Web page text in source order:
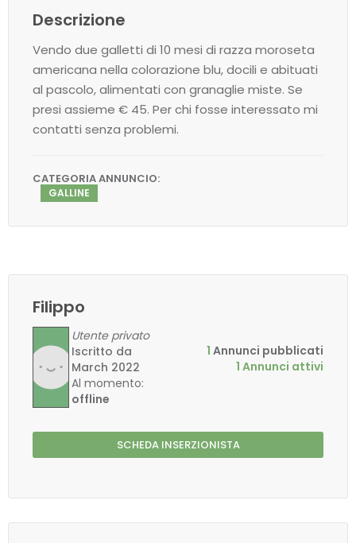
Descrizione
Vendo due galletti di 10 mesi di razza moroseta
americana nella colorazione blu, docili e abituati
al pascolo, alimentati con granaglie miste. Se
presi assieme € 45. Per chi fosse interessato mi
contatti senza problemi.
CATEGORIA ANNUNCIO:
GALLINE
Filippo
Utente privato
Iscritto da
March 2022
Al momento:
offline
1 Annunci pubblicati
1 Annunci attivi
SCHEDA INSERZIONISTA